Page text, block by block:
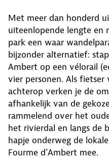
Met meer dan honderd
uiteenlopende lengte en
park een waar
bijzonder alternatief:
Ambert op een vélorail
vier personen. Als fietser
achterop verken je de
afhankelijk van de
rammelend over het
het rivierdal en langs de
hapje onderweg de
Fourme d’Ambert mee.